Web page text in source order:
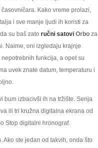
Kako vreme prolazi,
i sve manje ljudi ih koristi za
su baš zato ručni satovi Orbo za
Naime, oni izgledaju krajnje
funkcija, a opet su
uvek znate datum, temperaturu i
bum izbacivši ih na tržište. Serija
ili tri kružna digitalna ekrana od
Stop digitalni hronograf.
Ako ste jedan od takvih, onda što